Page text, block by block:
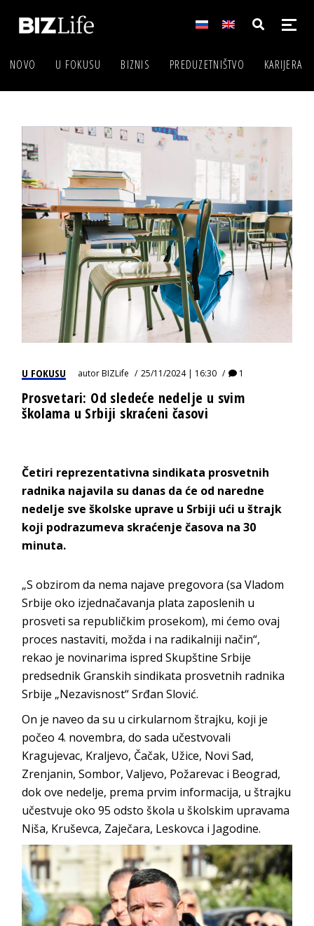
NOVO U FOKUSU BIZNIS PREDUZETNIŠTVO KARIJERA
U FOKUSU autorBIZLife 25/11/2024 | 16:30 1
Prosvetari: Od sledeće nedelje u svim
školama u Srbiji skraćeni časovi
Četiri reprezentativna sindikata prosvetnih
radnika najavila su danas da će od naredne
nedelje sve školske uprave u Srbiji ući u štrajk
koji podrazumeva skraćenje časova na 30
minuta.
„S obzirom da nema najave pregovora (sa Vladom
Srbije oko izjednačavanja plata zaposlenih u
prosveti sa republičkim prosekom), mi ćemo ovaj
proces nastaviti, možda i na radikalniji način“,
rekao je novinarima ispred Skupštine Srbije
predsednik Granskih sindikata prosvetnih radnika
Srbije „Nezavisnost“ Srđan Slović.
On je naveo da su u cirkularnom štrajku, koji je
počeo 4. novembra, do sada učestvovali
Kragujevac, Kraljevo, Čačak, Užice, Novi Sad,
Zrenjanin, Sombor, Valjevo, Požarevac i Beograd,
dok ove nedelje, prema prvim informacija, u štrajku
učestvuje oko 95 odsto škola u školskim upravama
Niša, Kruševca, Zaječara, Leskovca i Jagodine.